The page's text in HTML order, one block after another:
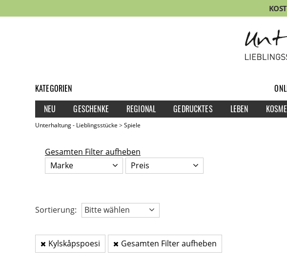
KATEGORIEN
NEU
GESCHENKE REGIONAL GEDRUCKTES LEBEN
Unterhaltung - Lieblingsstücke Spiele
Gesamten Filter aufheben
Marke
Preis
Sortierung: Bitte wählen
Kylskåpspoesi Gesamten Filter aufheben